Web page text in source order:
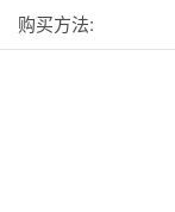
购买方法: